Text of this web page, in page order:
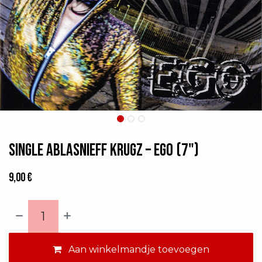
Single Ablasnieff Krugz ‎– Ego (7")
9,00€
Aan winkelmandje toevoegen